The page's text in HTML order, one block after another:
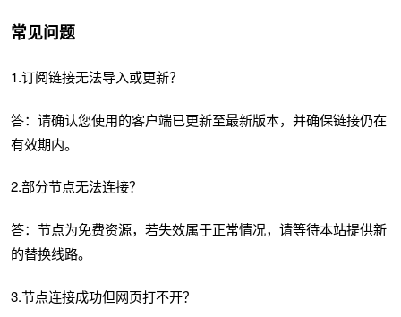
常见问题
1.订阅链接无法导入或更新？
答：请确认您使用的客户端已更新至最新版本，并确保链接仍在
有效期内。
2.部分节点无法连接？
答：节点为免费资源，若失效属于正常情况，请等待本站提供新
的替换线路。
3.节点连接成功但网页打不开？